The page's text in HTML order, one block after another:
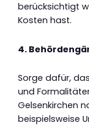
berücksichtigt
Kosten hast.
4.
Sorge dafür,
und
Gelsenkirchen
beispielsweise